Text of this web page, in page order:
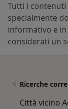
Tutti i
specialmente
informativo e in
considerati un
Ricerche
Città vicino